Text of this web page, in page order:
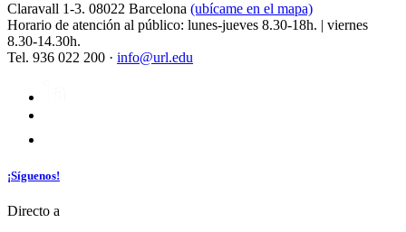
Claravall 1-3. 08022 Barcelona (ubícame en el mapa)
Horario de atención al público: lunes-jueves 8.30-18h. | viernes
8.30-14.30h.
Tel. 936 022 200 · info@url.edu
¡Síguenos!
Directo a